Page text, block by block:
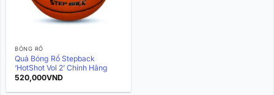
BÓNG RỔ
Quả Bóng Rổ Stepback
‘HotShot Vol 2’ Chính Hãng
520,000VND